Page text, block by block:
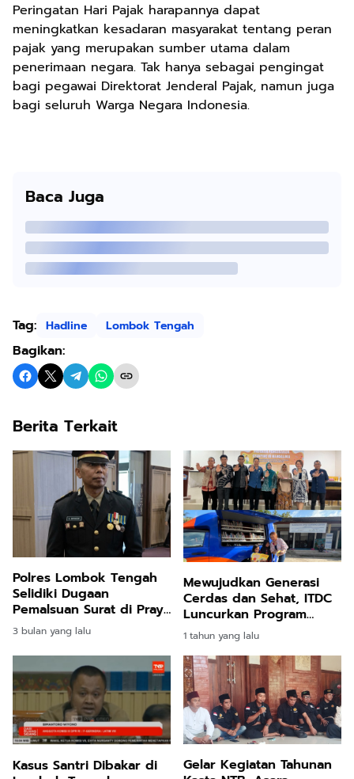
Peringatan Hari Pajak harapannya dapat
meningkatkan kesadaran masyarakat tentang peran
pajak yang merupakan sumber utama dalam
penerimaan negara. Tak hanya sebagai pengingat
bagi pegawai Direktorat Jenderal Pajak, namun juga
bagi seluruh Warga Negara Indonesia.
Baca Juga
Tag: Hadline Lombok Tengah
Bagikan:
Berita Terkait
Polres Lombok Tengah
Selidiki Dugaan
Pemalsuan Surat di Praya
Barat, Terlapor Berinisial
3 bulan yang lalu
Mewujudkan Generasi
Cerdas dan Sehat, ITDC
Luncurkan Program
Pencegahan Stunting
dan Kegiatan Pojok Baca
1 tahun yang lalu
Kasus Santri Dibakar di
Gelar Kegiatan Tahunan